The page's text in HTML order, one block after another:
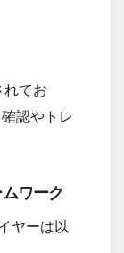
れてお
認やトレ
ワーク
ヤーは以